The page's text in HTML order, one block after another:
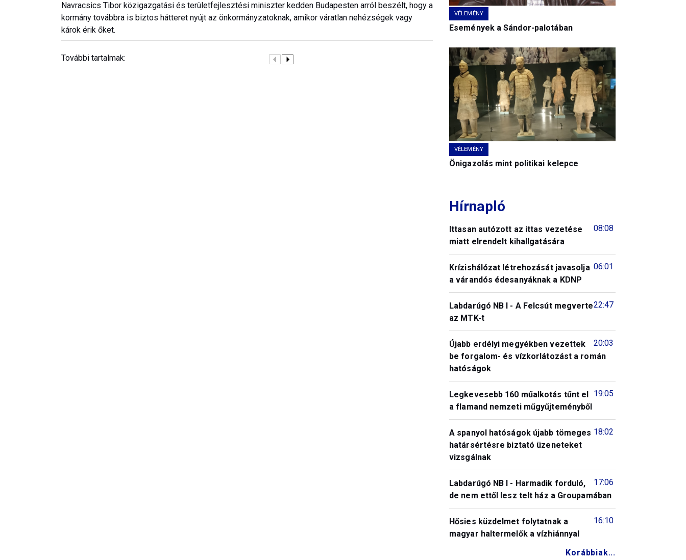
Navracsics Tibor közigazgatási és területfejlesztési miniszter kedden Budapesten arról beszélt, hogy a
kormány továbbra is biztos hátteret nyújt az önkormányzatoknak, amikor váratlan nehézségek vagy
károk érik őket.
További tartalmak:
VÉLEMÉNY
Események a Sándor-palotában
VÉLEMÉNY
Önigazolás mint politikai kelepce
Hírnapló
08:08
Ittasan autózott az ittas vezetése
miatt elrendelt kihallgatására
06:01
Krízishálózat létrehozását javasolja
a várandós édesanyáknak a KDNP
22:47
Labdarúgó NB I - A Felcsút megverte
az MTK-t
20:03
Újabb erdélyi megyékben vezettek
be forgalom- és vízkorlátozást a román
hatóságok
19:05
Legkevesebb 160 műalkotás tűnt el
a flamand nemzeti műgyűjteményből
18:02
A spanyol hatóságok újabb tömeges
határsértésre biztató üzeneteket
vizsgálnak
17:06
Labdarúgó NB I - Harmadik forduló,
de nem ettől lesz telt ház a Groupamában
16:10
Hősies küzdelmet folytatnak a
magyar haltermelők a vízhiánnyal
Korábbiak...